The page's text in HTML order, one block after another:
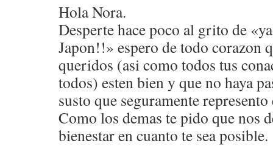
Hola Nora.
Desperte hace poco al grito de
Japon!!» espero de todo corazon
queridos (asi como todos tus
todos) esten bien y que no haya
susto que seguramente
Como los demas te pido que nos
bienestar en cuanto te sea posible.